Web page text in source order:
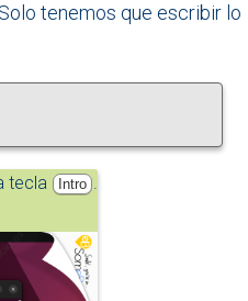
tenemos que escribir lo
tecla Intro .